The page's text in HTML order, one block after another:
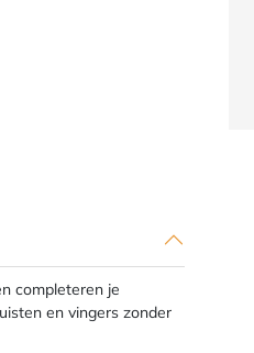
completeren je
en vingers zonder